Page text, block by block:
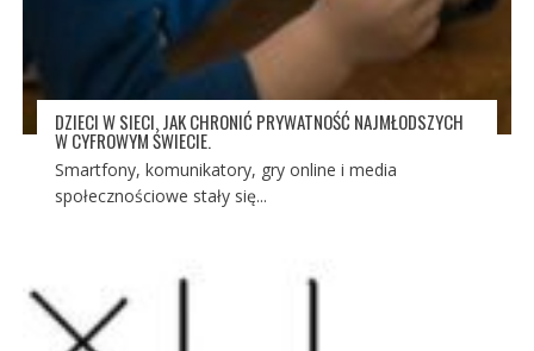
DZIECI W SIECI. JAK CHRONIĆ PRYWATNOŚĆ NAJMŁODSZYCH
W CYFROWYM ŚWIECIE.
Smartfony, komunikatory, gry online i media
społecznościowe stały się...